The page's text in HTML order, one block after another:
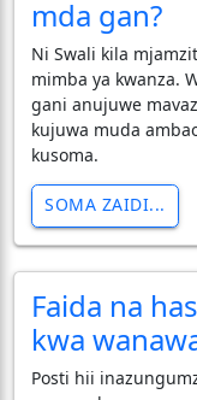
mda gan?
Ni Swali kila
mimba ya kwanza.
gani anujuwe
kujuwa muda
kusoma.
SOMA ZAIDI...
Faida na
kwa
Posti hii